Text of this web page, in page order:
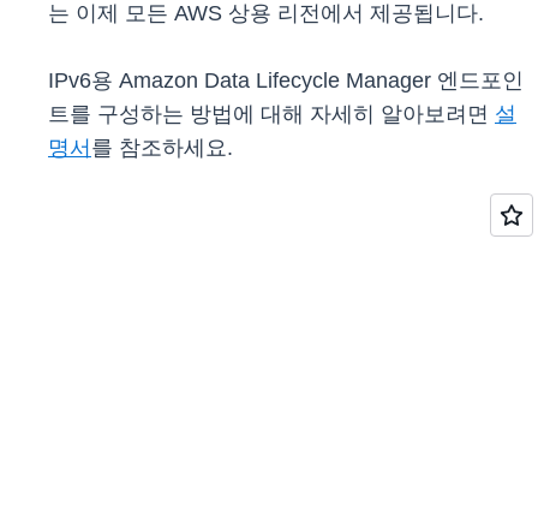
는 이제 모든 AWS 상용 리전에서 제공됩니다.
IPv6용 Amazon Data Lifecycle Manager 엔드포인
트를 구성하는 방법에 대해 자세히 알아보려면 설
명서 를 참조하세요.